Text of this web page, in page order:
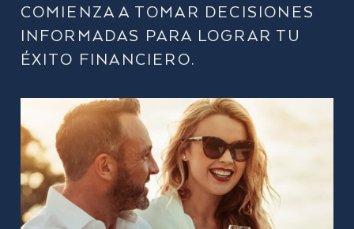
COMIENZA A TOMAR DECISIONES
INFORMADAS PARA LOGRAR TU
ÉXITO FINANCIERO.